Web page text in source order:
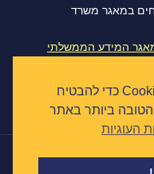
במאגר משרד
המידע הממשלתי
מדי יום.
אתר זה משתמש בקובצי Cookie כדי להבטיח
ביותר באתר
העוגיות